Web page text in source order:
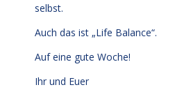
selbst.
Auch das ist „Life Balance“.
Auf eine gute Woche!
Ihr und Euer